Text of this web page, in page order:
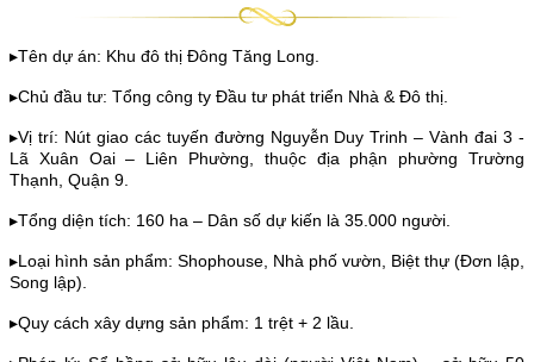
▸Tên dự án: Khu đô thị Đông Tăng Long.
▸Chủ đầu tư: Tổng công ty Đầu tư phát triển Nhà & Đô thị.
▸Vị trí: Nút giao các tuyến đường Nguyễn Duy Trinh – Vành đai 3 -
Lã Xuân Oai – Liên Phường, thuộc địa phận phường Trường
Thạnh, Quận 9.
▸Tổng diện tích: 160 ha – Dân số dự kiến là 35.000 người.
▸Loại hình sản phẩm: Shophouse, Nhà phố vườn, Biệt thự (Đơn lập,
Song lập).
▸Quy cách xây dựng sản phẩm: 1 trệt + 2 lầu.